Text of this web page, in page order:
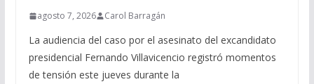
agosto 7, 2026 Carol Barragán
La audiencia del caso por el asesinato del excandidato
presidencial Fernando Villavicencio registró momentos
de tensión este jueves durante la